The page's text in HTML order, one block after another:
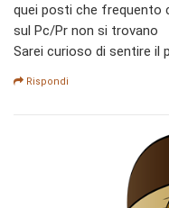
quei posti che frequento
sul Pc/Pr non si trovano
Sarei curioso di sentire il
Rispondi